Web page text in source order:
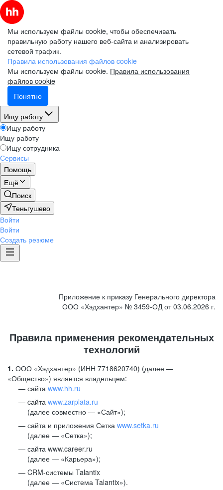
Мы используем файлы cookie, чтобы обеспечивать
правильную работу нашего веб-сайта и анализировать
сетевой трафик.
Правила использования файлов cookie
Мы используем файлы cookie. Правила использования
файлов cookie
Понятно
Ищу работу
Ищу работу
Ищу работу
Ищу сотрудника
Сервисы
Помощь
Ещё
Поиск
Теньгушево
Войти
Войти
Создать резюме
Приложение к приказу Генерального директора
ООО «Хэдхантер» № 3459-ОД от 03.06.2026 г.
Правила применения рекомендательных
технологий
1. ООО «Хэдхантер» (ИНН 7718620740) (далее —
«Общество») является владельцем:
сайта www.hh.ru
cайта www.zarplata.ru
(далее совместно — «Сайт»);
сайта и приложения Сетка www.setka.ru
(далее — «Сетка»);
сайта www.career.ru
(далее — «Карьера»);
CRM-системы Talantix
(далее — «Система Talantix»).